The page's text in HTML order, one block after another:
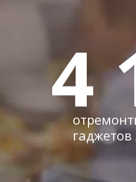
4